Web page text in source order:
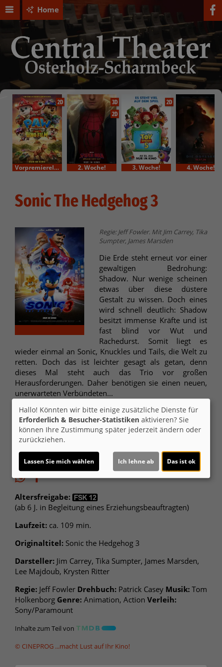
Home
2D
VorpremiereIm Bundesstart
3D
2D
2. Woche!
2D
3. Woche! 4. Woche!
Sonic The Hedgehog 3
Regie: Jeff Fowler. Mit Jim Carrey, Tika
Sumpter, James Marsden
Die Erde steht erneut vor einer
gewaltigen Bedrohung:
Shadow. Nur wenige scheinen
etwas über diese düstere
Gestalt zu wissen. Doch eines
wird schnell deutlich: Shadow
besitzt immense Kräfte und ist
fast blind vor Wut und
Rachedurst. Somit liegt es
wieder einmal an Sonic, Knuckles und Tails, die Welt zu
retten. Doch das ist leichter gesagt als getan, denn
dieses Mal steht auch das Trio vor großen
Herausforderungen. Daher benötigen sie einen neuen,
unerwarteten Verbündeten...
Ticket-Alarm
Altersfreigabe:
(ab 6 J. in Begleitung eines Erziehungsbeauftragten)
Laufzeit: ca. 109 min.
Originaltitel: Sonic the Hedgehog 3
Darsteller: Jim Carrey, Tika Sumpter, James Marsden,
Lee Majdoub, Krysten Ritter
Regie: Jeff Fowler Drehbuch: Patrick Casey Musik: Tom
Holkenborg Genre: Animation, Action Verleih:
Sony/Paramount
Inhalte zum Teil von
© CINEPROG ...macht Lust auf Ihr Kino!
Hallo! Könnten wir bitte einige zusätzliche Dienste für
Erforderlich & Besucher-Statistiken aktivieren? Sie
können Ihre Zustimmung später jederzeit ändern oder
zurückziehen.
Lassen Sie mich wählen Ich lehne ab Das ist ok